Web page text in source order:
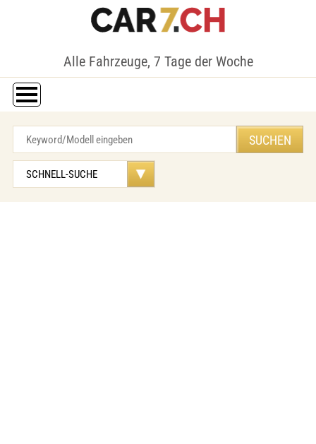
Alle Fahrzeuge, 7 Tage der Woche